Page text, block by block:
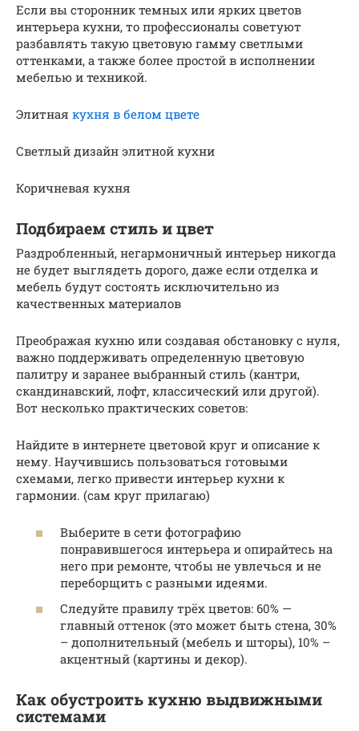
Если вы сторонник темных или ярких цветов
интерьера кухни, то профессионалы советуют
разбавлять такую цветовую гамму светлыми
оттенками, а также более простой в исполнении
мебелью и техникой.
Элитная кухня в белом цвете
Светлый дизайн элитной кухни
Коричневая кухня
Подбираем стиль и цвет
Раздробленный, негармоничный интерьер никогда
не будет выглядеть дорого, даже если отделка и
мебель будут состоять исключительно из
качественных материалов
Преображая кухню или создавая обстановку с нуля,
важно поддерживать определенную цветовую
палитру и заранее выбранный стиль (кантри,
скандинавский, лофт, классический или другой).
Вот несколько практических советов:
Найдите в интернете цветовой круг и описание к
нему. Научившись пользоваться готовыми
схемами, легко привести интерьер кухни к
гармонии. (сам круг прилагаю)
Выберите в сети фотографию
понравившегося интерьера и опирайтесь на
него при ремонте, чтобы не увлечься и не
переборщить с разными идеями.
Следуйте правилу трёх цветов: 60% —
главный оттенок (это может быть стена, 30%
– дополнительный (мебель и шторы), 10% –
акцентный (картины и декор).
Как обустроить кухню выдвижными
системами